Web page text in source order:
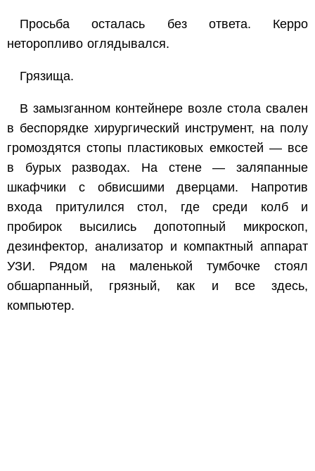
Просьба осталась без ответа. Керро
неторопливо оглядывался.
Грязища.
В замызганном контейнере возле стола свален
в беспорядке хирургический инструмент, на полу
громоздятся стопы пластиковых емкостей — все
в бурых разводах. На стене — заляпанные
шкафчики с обвисшими дверцами. Напротив
входа притулился стол, где среди колб и
пробирок высились допотопный микроскоп,
дезинфектор, анализатор и компактный аппарат
УЗИ. Рядом на маленькой тумбочке стоял
обшарпанный, грязный, как и все здесь,
компьютер.